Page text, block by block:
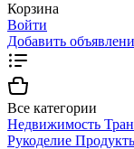
Корзина
Войти
Добавить
Все категории
Недвижимость
Рукоделие